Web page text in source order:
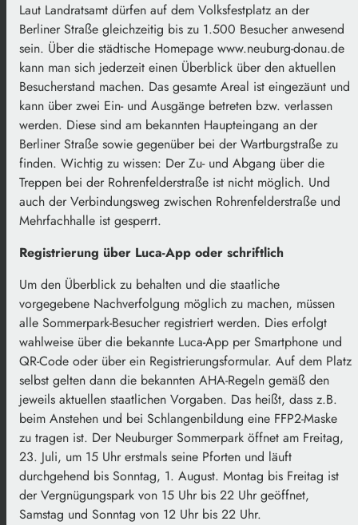
Laut Landratsamt dürfen auf dem Volksfestplatz an der
Berliner Straße gleichzeitig bis zu 1.500 Besucher anwesend
sein. Über die städtische Homepage www.neuburg-donau.de
kann man sich jederzeit einen Überblick über den aktuellen
Besucherstand machen. Das gesamte Areal ist eingezäunt und
kann über zwei Ein- und Ausgänge betreten bzw. verlassen
werden. Diese sind am bekannten Haupteingang an der
Berliner Straße sowie gegenüber bei der Wartburgstraße zu
finden. Wichtig zu wissen: Der Zu- und Abgang über die
Treppen bei der Rohrenfelderstraße ist nicht möglich. Und
auch der Verbindungsweg zwischen Rohrenfelderstraße und
Mehrfachhalle ist gesperrt.
Registrierung über Luca-App oder schriftlich
Um den Überblick zu behalten und die staatliche
vorgegebene Nachverfolgung möglich zu machen, müssen
alle Sommerpark-Besucher registriert werden. Dies erfolgt
wahlweise über die bekannte Luca-App per Smartphone und
QR-Code oder über ein Registrierungsformular. Auf dem Platz
selbst gelten dann die bekannten AHA-Regeln gemäß den
jeweils aktuellen staatlichen Vorgaben. Das heißt, dass z.B.
beim Anstehen und bei Schlangenbildung eine FFP2-Maske
zu tragen ist. Der Neuburger Sommerpark öffnet am Freitag,
23. Juli, um 15 Uhr erstmals seine Pforten und läuft
durchgehend bis Sonntag, 1. August. Montag bis Freitag ist
der Vergnügungspark von 15 Uhr bis 22 Uhr geöffnet,
Samstag und Sonntag von 12 Uhr bis 22 Uhr.